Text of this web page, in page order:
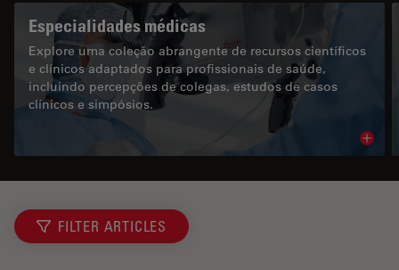
Especialidades médicas
Explore uma coleção abrangente de recursos científicos
e clínicos adaptados para profissionais de saúde,
incluindo percepções de colegas, estudos de casos
clínicos e simpósios.
FILTER ARTICLES